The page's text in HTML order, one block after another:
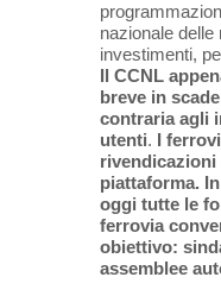
nazionale delle
investimenti,
Il CCNL
breve in
contraria agli
utenti. I
rivendicazioni
piattaforma.
oggi tutte le
ferrovia
obiettivo:
assemblee